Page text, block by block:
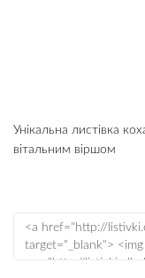
Унікальна листівка
вітальним віршом